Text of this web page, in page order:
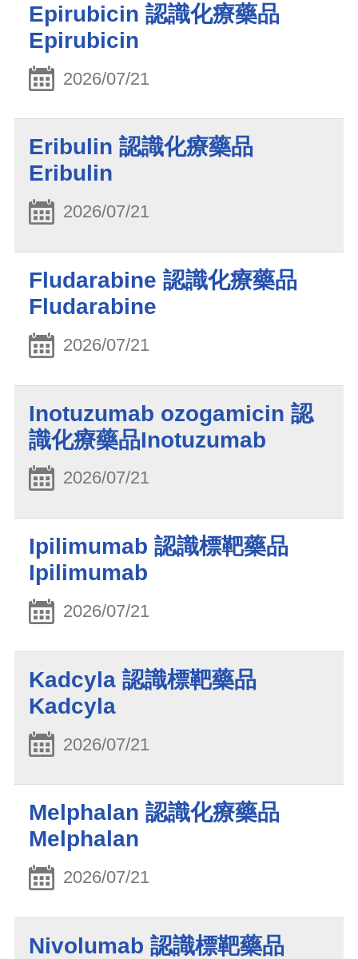
Epirubicin 認識化療藥品
Epirubicin
2026/07/21
Eribulin 認識化療藥品
Eribulin
2026/07/21
Fludarabine 認識化療藥品
Fludarabine
2026/07/21
Inotuzumab ozogamicin 認
識化療藥品Inotuzumab
2026/07/21
Ipilimumab 認識標靶藥品
Ipilimumab
2026/07/21
Kadcyla 認識標靶藥品
Kadcyla
2026/07/21
Melphalan 認識化療藥品
Melphalan
2026/07/21
Nivolumab 認識標靶藥品